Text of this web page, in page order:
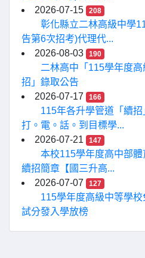
2026-07-15
208
彰化縣立二林高級中學
告第6次招考)代理代...
2026-08-03
190
二林高中「115學年度
招」錄取公告
2026-07-17
166
115年各升學管道「續
打。電。話。到目標學...
2026-07-21
147
本校115學年度高中部
續招簡章【國三升高...
2026-07-07
127
115學年度高級中等學
試分發入學放榜